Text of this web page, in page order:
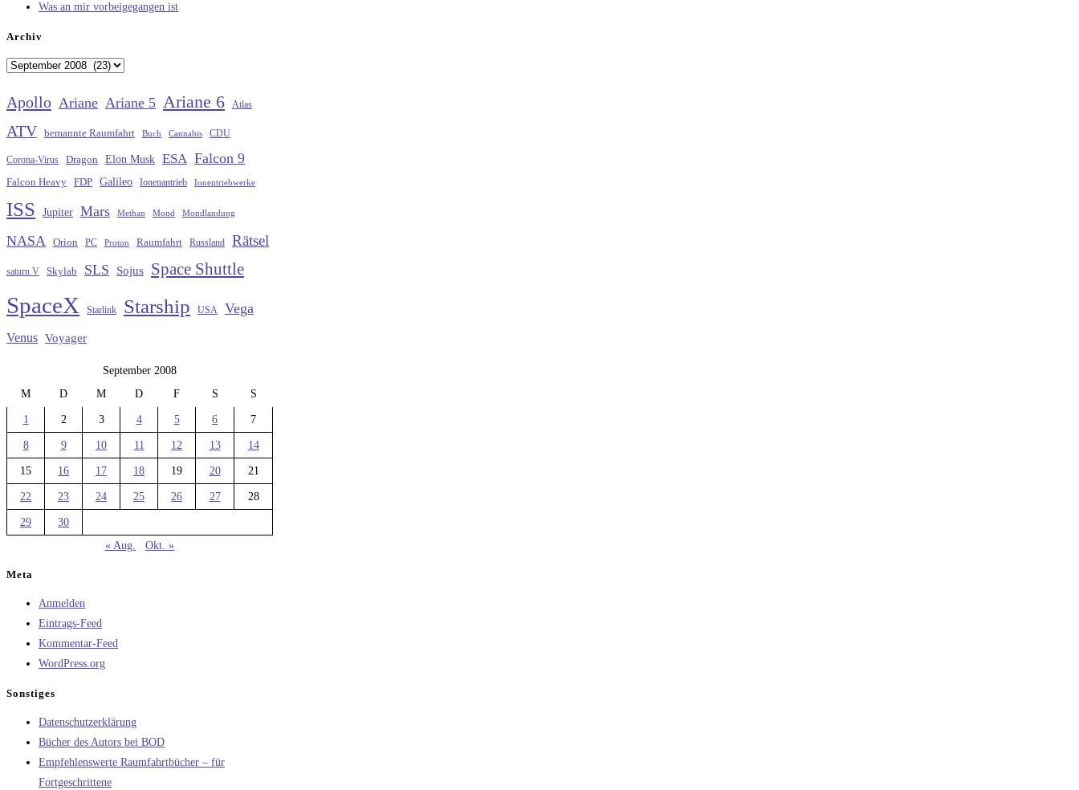
Was an mir vorbeigegangen ist
Archiv
Archiv
Apollo Ariane Ariane 5 Ariane 6 Atlas
ATV bemannte Raumfahrt Buch Cannabis CDU
Corona-Virus Dragon Elon Musk ESA Falcon 9
Falcon Heavy FDP Galileo Ionenantrieb Ionentriebwerke
ISS Jupiter Mars Methan Mond Mondlandung
NASA Orion PC Proton Raumfahrt Russland Rätsel
saturn V Skylab SLS Sojus Space Shuttle
SpaceX Starlink Starship USA Vega
Venus Voyager
September 2008
M
D M D F S S
1 2 3 4 5 6 7
8 9 10 11 12 13 14
15 16 17 18 19 20 21
22 23 24 25 26 27 28
29
30
« Aug.
Okt. »
Meta
Anmelden
Eintrags-Feed
Kommentar-Feed
WordPress.org
Sonstiges
Datenschutzerklärung
Bücher des Autors bei BOD
Empfehlenswerte Raumfahrtbücher – für
Fortgeschrittene